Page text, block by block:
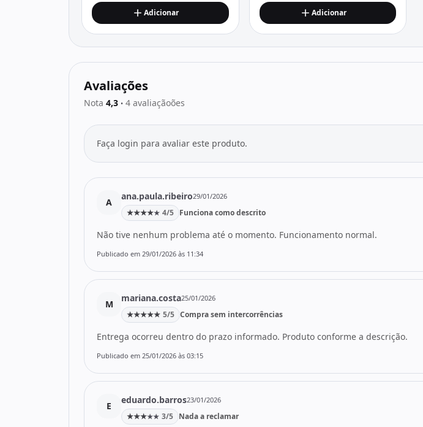
Adicionar Adicionar
Avaliações
Nota 4,3 • 4 avaliaçãoões
Faça login para avaliar este produto.
A
ana.paula.ribeiro29/01/2026
★★★★★ 4/5 Funciona como descrito
Não tive nenhum problema até o momento. Funcionamento normal.
Publicado em 29/01/2026 às 11:34
M
mariana.costa25/01/2026
★★★★★ 5/5 Compra sem intercorrências
Entrega ocorreu dentro do prazo informado. Produto conforme a descrição.
Publicado em 25/01/2026 às 03:15
E
eduardo.barros23/01/2026
★★★★★ 3/5 Nada a reclamar